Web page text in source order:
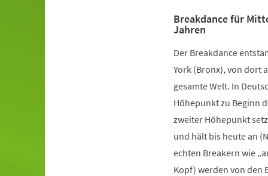
Breakdance für
Jahren
Der Breakdance
York (Bronx), von dort
gesamte Welt. In
Höhepunkt zu Beginn
zweiter Höhepunkt
und hält bis heute an
echten Breakern wie
Kopf) werden von den